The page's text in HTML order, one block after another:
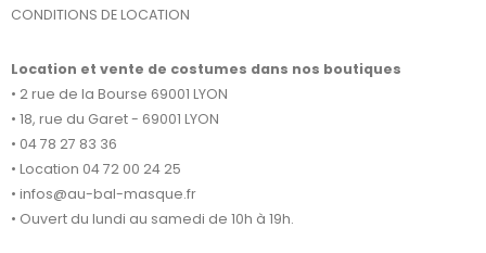
CONDITIONS DE LOCATION
Location et vente de costumes dans nos boutiques
• 2 rue de la Bourse 69001 LYON
• 18, rue du Garet - 69001 LYON
• 04 78 27 83 36
• Location 04 72 00 24 25
• infos@au-bal-masque.fr
• Ouvert du lundi au samedi de 10h à 19h.